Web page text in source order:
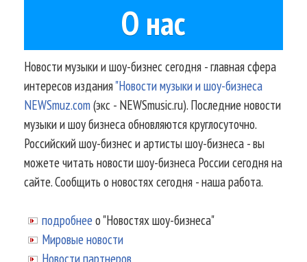
О нас
Новости музыки и шоу-бизнес сегодня - главная сфера
интересов издания"Новости музыки и шоу-бизнеса
NEWSmuz.com(экс - NEWSmusic.ru). Последние новости
музыки и шоу бизнеса обновляются круглосуточно.
Российский шоу-бизнес и артисты шоу-бизнеса - вы
можете читать новости шоу-бизнеса России сегодня на
сайте. Сообщить о новостях сегодня - наша работа.
подробнее о "Новостях шоу-бизнеса"
Мировые новости
Новости партнеров